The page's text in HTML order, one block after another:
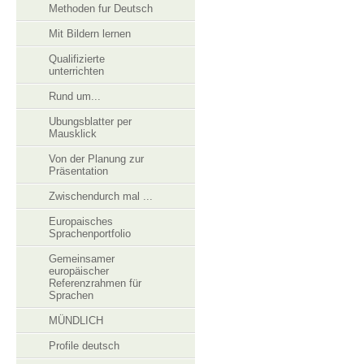
Methoden fur Deutsch
Mit Bildern lernen
Qualifizierte
unterrichten
Rund um...
Ubungsblatter per
Mausklick
Von der Planung zur
Präsentation
Zwischendurch mal ...
Europaisches
Sprachenportfolio
Gemeinsamer
europäischer
Referenzrahmen für
Sprachen
MÜNDLICH
Profile deutsch